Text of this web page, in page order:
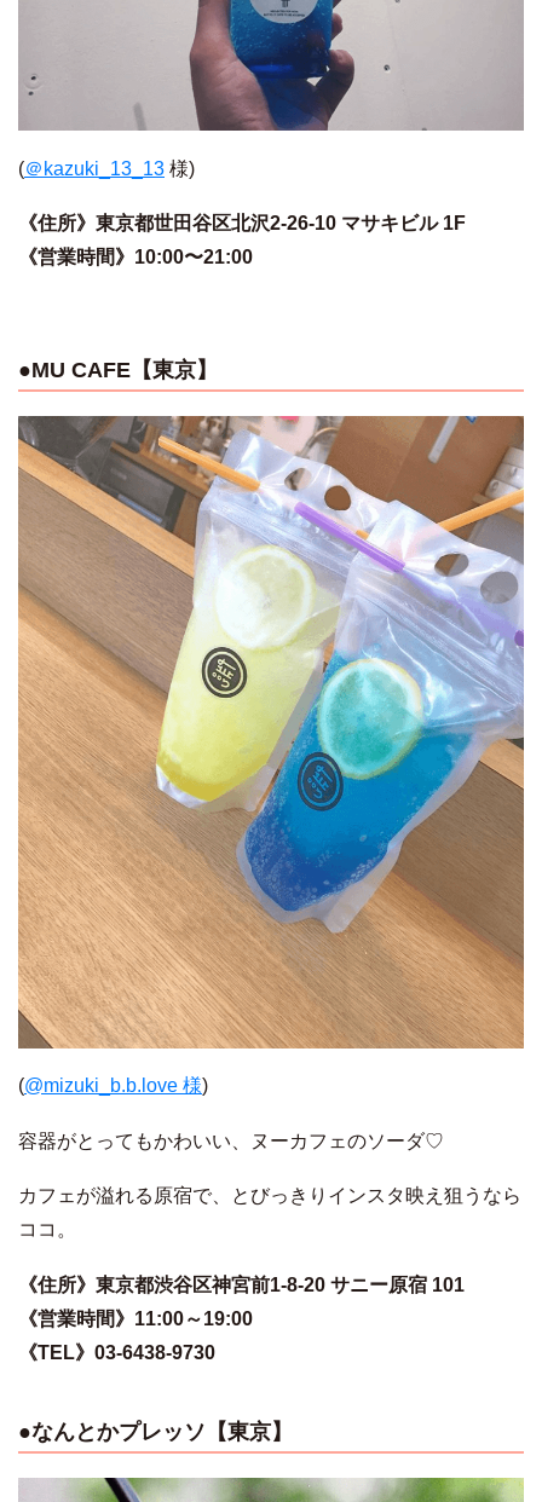
(＠kazuki_13_13 様)
《住所》東京都世田谷区北沢2-26-10 マサキビル 1F
《営業時間》10:00〜21:00
●MU CAFE【東京】
(@mizuki_b.b.love 様)
容器がとってもかわいい、ヌーカフェのソーダ♡
カフェが溢れる原宿で、とびっきりインスタ映え狙うなら
ココ。
《住所》東京都渋谷区神宮前1-8-20 サニー原宿 101
《営業時間》11:00～19:00
《TEL》03-6438-9730
●なんとかプレッソ【東京】